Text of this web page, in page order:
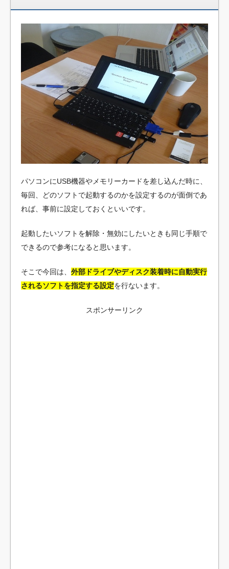
パソコンにUSB機器やメモリーカードを差し込んだ時に、
毎回、どのソフトで起動するのかを設定するのが面倒であ
れば、事前に設定しておくといいです。
起動したいソフトを解除・無効にしたいときも同じ手順で
できるので参考になると思います。
そこで今回は、 外部ドライブやディスク装着時に自動実行
されるソフトを指定する設定を行ないます。
スポンサーリンク